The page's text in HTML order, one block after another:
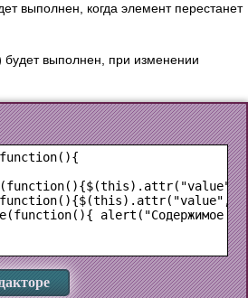
выполнен, когда элемент перестанет
будет выполнен, при изменении
alert("Содержимое